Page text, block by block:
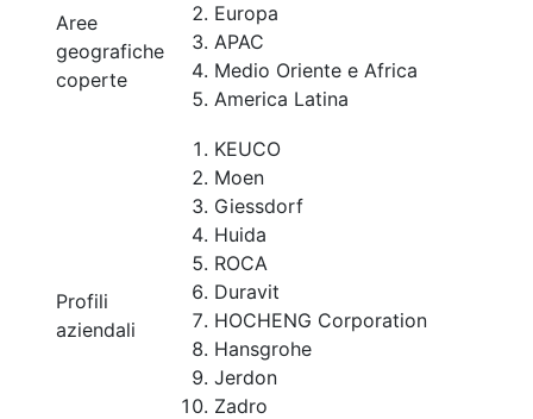
Aree
geografiche
coperte
Europa
APAC
Medio Oriente e Africa
America Latina
Profili
aziendali
KEUCO
Moen
Giessdorf
Huida
ROCA
Duravit
HOCHENG Corporation
Hansgrohe
Jerdon
Zadro